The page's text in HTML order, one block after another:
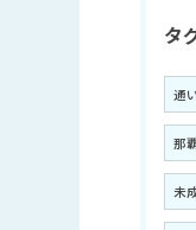
タ
通
那
未